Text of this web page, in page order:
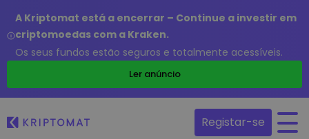
A Kriptomat está a encerrar – Continue a investir em
criptomoedas com a Kraken.
Os seus fundos estão seguros e totalmente acessíveis.
Ler anúncio
Registar-se